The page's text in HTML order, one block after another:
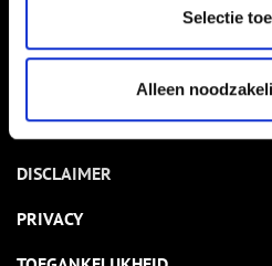
Selectie
Alleen
NIEUWSBRIEF
DISCLAIMER
PRIVACY